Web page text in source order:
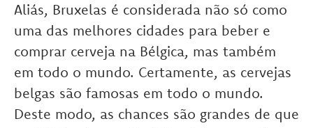
Aliás, Bruxelas é considerada não só como
uma das melhores cidades para beber e
comprar cerveja na Bélgica, mas também
em todo o mundo. Certamente, as cervejas
belgas são famosas em todo o mundo.
Deste modo, as chances são grandes de que